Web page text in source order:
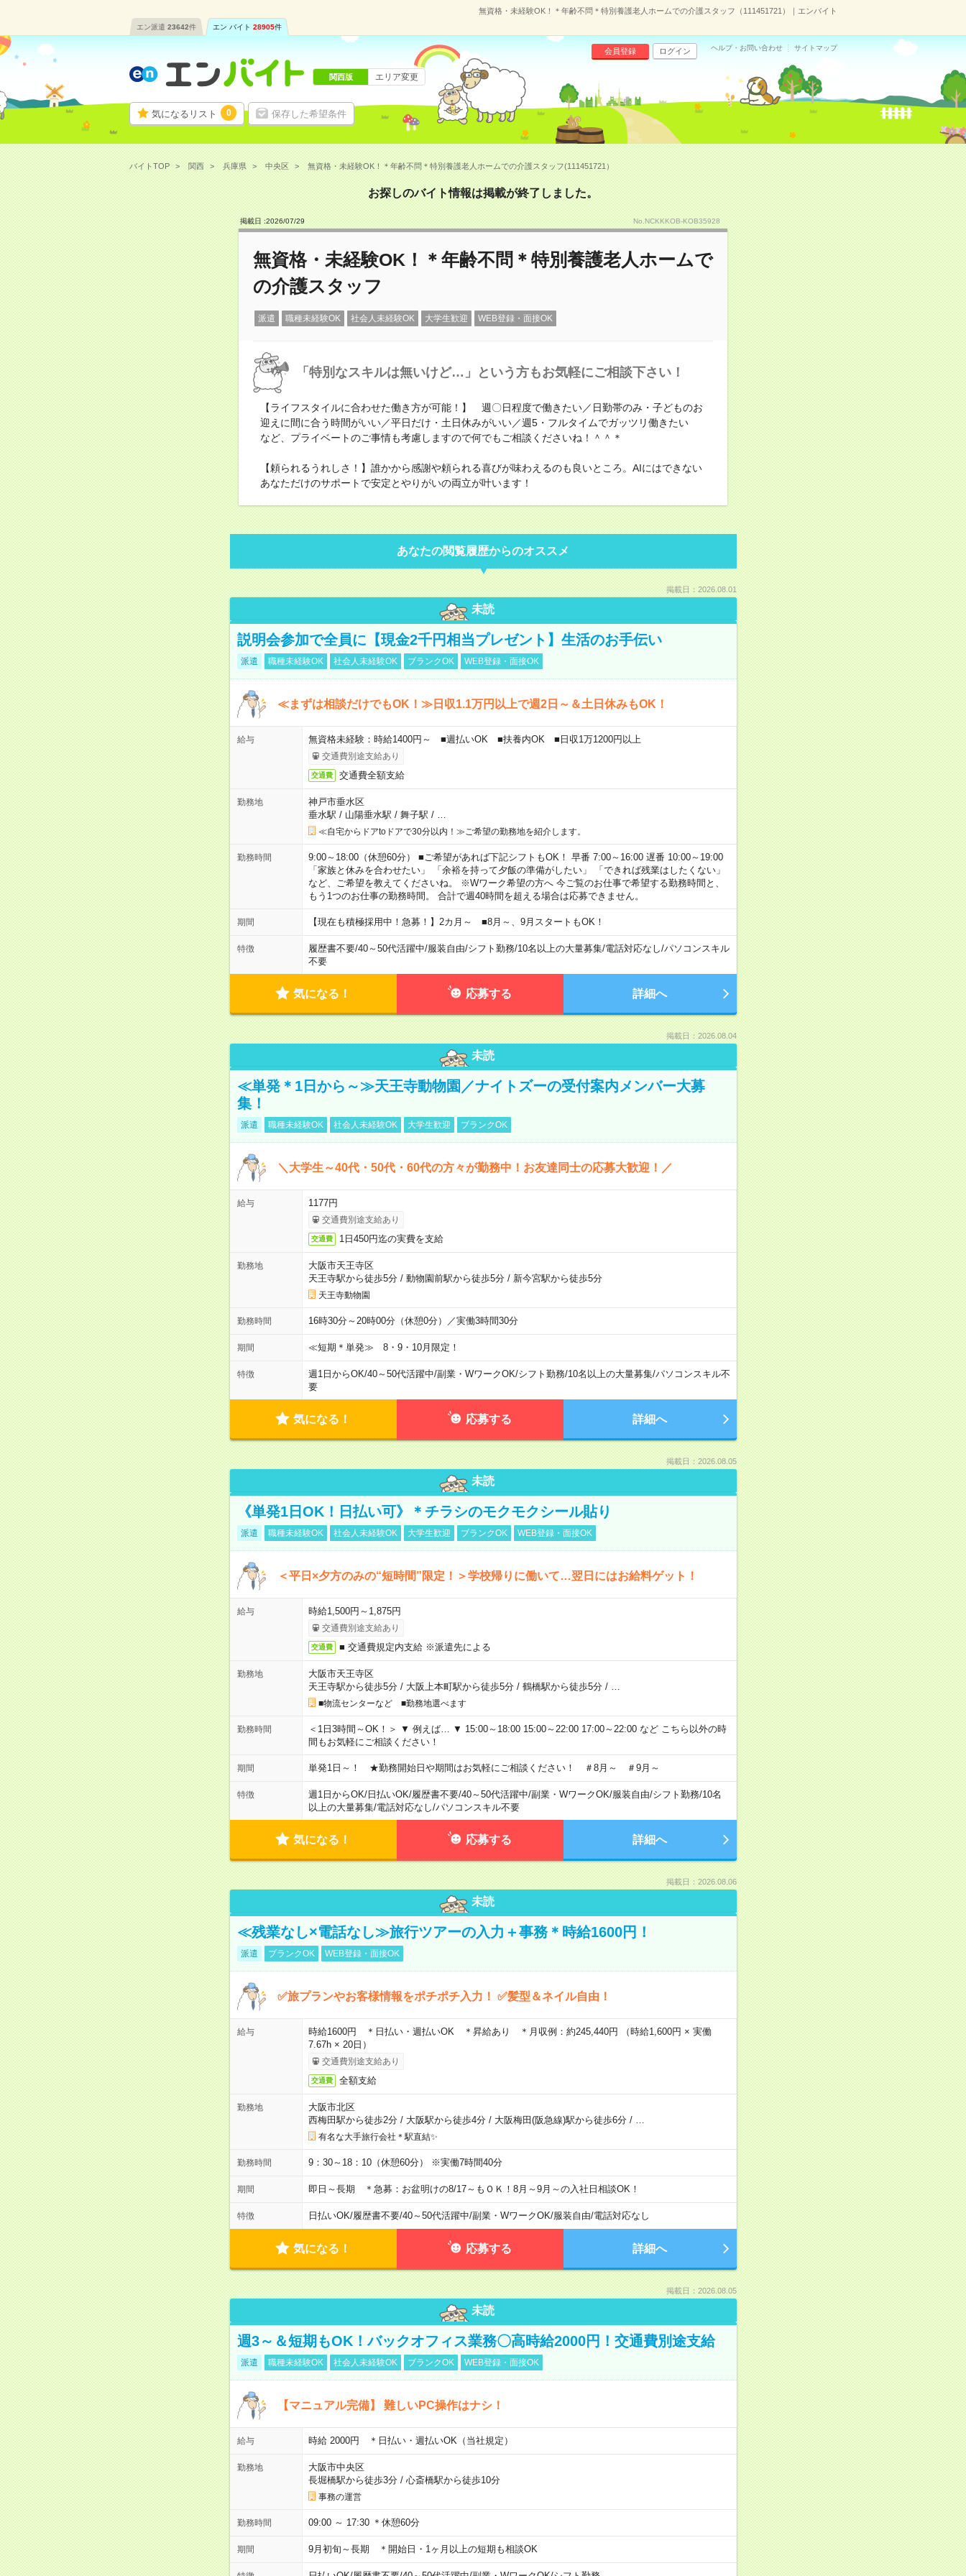
無資格・未経験OK！＊年齢不問＊特別養護老人ホームでの介護スタッフ（111451721）｜エンバイト
エン派遣 23642件 エン バイト 28905件
気になるリスト 0 保存した希望条件
会員登録 ログイン ヘルプ・お問い合わせ サイトマップ
関西版 エリア変更
バイトTOP 関西 兵庫県 中央区 無資格・未経験OK！＊年齢不問＊特別養護老人ホームでの介護スタッフ(111451721）
お探しのバイト情報は掲載が終了しました。
掲載日 :2026/07/29 No.NCKKKOB-KOB35928
無資格・未経験OK！＊年齢不問＊特別養護老人ホームで
の介護スタッフ
派遣 職種未経験OK 社会人未経験OK 大学生歓迎 WEB登録・面接OK
「特別なスキルは無いけど…」という方もお気軽にご相談下さい！
【ライフスタイルに合わせた働き方が可能！】 週〇日程度で働きたい／日勤帯のみ・子どものお
迎えに間に合う時間がいい／平日だけ・土日休みがいい／週5・フルタイムでガッツリ働きたい
など、プライベートのご事情も考慮しますので何でもご相談くださいね！＾＾＊
【頼られるうれしさ！】誰かから感謝や頼られる喜びが味わえるのも良いところ。AIにはできない
あなただけのサポートで安定とやりがいの両立が叶います！
あなたの閲覧履歴からのオススメ
掲載日：2026.08.01
未読
説明会参加で全員に【現金2千円相当プレゼント】生活のお手伝い
派遣 職種未経験OK 社会人未経験OK ブランクOK WEB登録・面接OK
≪まずは相談だけでもOK！≫日収1.1万円以上で週2日～＆土日休みもOK！
給与 無資格未経験：時給1400円～ ■週払いOK ■扶養内OK ■日収1万1200円以上
交通費別途支給あり
交通費 交通費全額支給
勤務地
神戸市垂水区
垂水駅 / 山陽垂水駅 / 舞子駅 /
≪自宅からドアtoドアで30分以内！≫ご希望の勤務地を紹介します。
勤務時間
9:00～18:00（休憩60分） ■ご希望があれば下記シフトもOK！ 早番 7:00～16:00 遅番 10:00～19:00
「家族と休みを合わせたい」 「余裕を持って夕飯の準備がしたい」 「できれば残業はしたくない」
など、ご希望を教えてくださいね。 ※Wワーク希望の方へ 今ご覧のお仕事で希望する勤務時間と、
もう1つのお仕事の勤務時間。 合計で週40時間を超える場合は応募できません。
期間 【現在も積極採用中！急募！】2カ月～ ■8月～、9月スタートもOK！
特徴 履歴書不要/40～50代活躍中/服装自由/シフト勤務/10名以上の大量募集/電話対応なし/パソコンスキル
不要
気になる！ 応募する 詳細へ
掲載日：2026.08.04
未読
≪単発＊1日から～≫天王寺動物園／ナイトズーの受付案内メンバー大募
集！
派遣 職種未経験OK 社会人未経験OK 大学生歓迎 ブランクOK
＼大学生～40代・50代・60代の方々が勤務中！お友達同士の応募大歓迎！／
給与 1177円
交通費別途支給あり
交通費 1日450円迄の実費を支給
勤務地
大阪市天王寺区
天王寺駅から徒歩5分/ 動物園前駅から徒歩5分/ 新今宮駅から徒歩5分
天王寺動物園
勤務時間 16時30分～20時00分（休憩0分）／実働3時間30分
期間 ≪短期＊単発≫ 8・9・10月限定！
特徴 週1日からOK/40～50代活躍中/副業・WワークOK/シフト勤務/10名以上の大量募集/パソコンスキル不
要
気になる！ 応募する 詳細へ
掲載日：2026.08.05
未読
《単発1日OK！日払い可》＊チラシのモクモクシール貼り
派遣 職種未経験OK 社会人未経験OK 大学生歓迎 ブランクOK WEB登録・面接OK
＜平日×夕方のみの“短時間”限定！＞学校帰りに働いて…翌日にはお給料ゲット！
給与 時給1,500円～1,875円
交通費別途支給あり
交通費 ■ 交通費規定内支給 ※派遣先による
勤務地
大阪市天王寺区
天王寺駅から徒歩5分/ 大阪上本町駅から徒歩5分/ 鶴橋駅から徒歩5分/
■物流センターなど ■勤務地選べます
勤務時間
＜1日3時間～OK！＞ ▼ 例えば… ▼ 15:00～18:00 15:00～22:00 17:00～22:00 など こちら以外の時
間もお気軽にご相談ください！
期間 単発1日～！ ★勤務開始日や期間はお気軽にご相談ください！ ＃8月～ ＃9月～
特徴 週1日からOK/日払いOK/履歴書不要/40～50代活躍中/副業・WワークOK/服装自由/シフト勤務/10名
以上の大量募集/電話対応なし/パソコンスキル不要
気になる！ 応募する 詳細へ
掲載日：2026.08.06
未読
≪残業なし×電話なし≫旅行ツアーの入力＋事務＊時給1600円！
派遣 ブランクOK WEB登録・面接OK
✅旅プランやお客様情報をポチポチ入力！ ✅髪型＆ネイル自由！
給与
時給1600円 ＊日払い・週払いOK ＊昇給あり ＊月収例：約245,440円 （時給1,600円 × 実働
7.67h × 20日）
交通費別途支給あり
交通費 全額支給
勤務地
大阪市北区
西梅田駅から徒歩2分/ 大阪駅から徒歩4分/ 大阪梅田(阪急線)駅から徒歩6分/
有名な大手旅行会社＊駅直結✨
勤務時間 9：30～18：10（休憩60分） ※実働7時間40分
期間 即日～長期 ＊急募：お盆明けの8/17～もＯＫ！8月～9月～の入社日相談OK！
特徴 日払いOK/履歴書不要/40～50代活躍中/副業・WワークOK/服装自由/電話対応なし
気になる！ 応募する 詳細へ
掲載日：2026.08.05
未読
週3～＆短期もOK！バックオフィス業務〇高時給2000円！交通費別途支給
派遣 職種未経験OK 社会人未経験OK ブランクOK WEB登録・面接OK
【マニュアル完備】 難しいPC操作はナシ！
給与 時給 2000円 ＊日払い・週払いOK（当社規定）
勤務地
大阪市中央区
長堀橋駅から徒歩3分/ 心斎橋駅から徒歩10分
事務の運営
勤務時間 09:00 ～ 17:30 ＊休憩60分
期間 9月初旬～長期 ＊開始日・1ヶ月以上の短期も相談OK